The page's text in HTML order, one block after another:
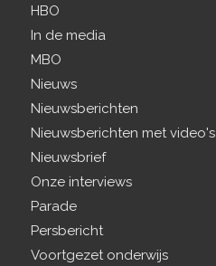
HBO
In de media
MBO
Nieuws
Nieuwsberichten
Nieuwsberichten met video's
Nieuwsbrief
Onze interviews
Parade
Persbericht
Voortgezet onderwijs